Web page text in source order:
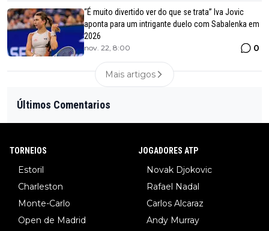
“É muito divertido ver do que se trata” Iva Jovic
aponta para um intrigante duelo com Sabalenka em
2026
nov. 22, 8:00 0
Mais artigos
Últimos Comentarios
TORNEIOS
Estoril
Charleston
Monte-Carlo
Open de Madrid
JOGADORES ATP
Novak Djokovic
Rafael Nadal
Carlos Alcaraz
Andy Murray